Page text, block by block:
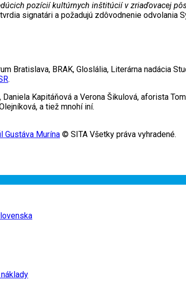
pozícií kultúrnych inštitúcií v zriaďovacej
signatári a požadujú zdôvodnenie odvolania
BRAK, Gloslália, Literárna nadácia
.
Kapitáňová a Verona Šikulová, aforista
a tiež mnohí iní.
Gustáva Murína © SITA Všetky práva vyhradené.